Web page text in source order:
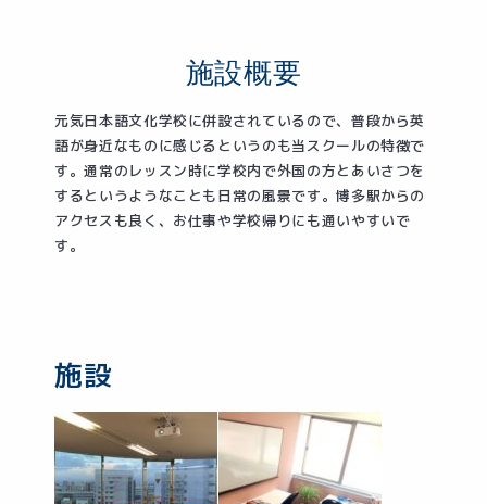
施設概要
元気日本語文化学校に併設されているので、普段から英
語が身近なものに感じるというのも当スクールの特徴で
す。通常のレッスン時に学校内で外国の方とあいさつを
するというようなことも日常の風景です。博多駅からの
アクセスも良く、お仕事や学校帰りにも通いやすいで
す。
施設